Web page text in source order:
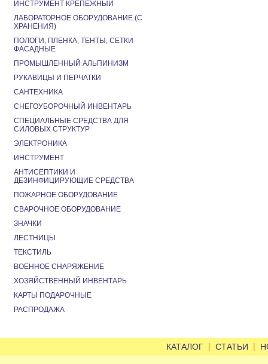
ИНСТРУМЕНТ КРЕПЕЖНЫЙ
ЛАБОРАТОРНОЕ ОБОРУДОВАНИЕ (С
ХРАНЕНИЯ)
ПОЛОГИ, ПЛЕНКА, ТЕНТЫ, СЕТКИ
ФАСАДНЫЕ
ПРОМЫШЛЕННЫЙ АЛЬПИНИЗМ
РУКАВИЦЫ И ПЕРЧАТКИ
САНТЕХНИКА
СНЕГОУБОРОЧНЫЙ ИНВЕНТАРЬ
СПЕЦИАЛЬНЫЕ СРЕДСТВА ДЛЯ
СИЛОВЫХ СТРУКТУР
ЭЛЕКТРОНИКА
ИНСТРУМЕНТ
АНТИСЕПТИКИ И
ДЕЗИНФИЦИРУЮЩИЕ СРЕДСТВА
ПОЖАРНОЕ ОБОРУДОВАНИЕ
СВАРОЧНОЕ ОБОРУДОВАНИЕ
ЗНАЧКИ
ЛЕСТНИЦЫ
ТЕКСТИЛЬ
ВОЕННОЕ СНАРЯЖЕНИЕ
ХОЗЯЙСТВЕННЫЙ ИНВЕНТАРЬ
КАРТЫ ПОДАРОЧНЫЕ
РАСПРОДАЖА
КАТАЛОГ | СТАТЬИ |